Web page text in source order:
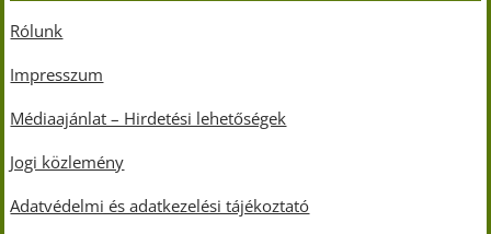
Rólunk
Impresszum
Médiaajánlat – Hirdetési lehetőségek
Jogi közlemény
Adatvédelmi és adatkezelési tájékoztató